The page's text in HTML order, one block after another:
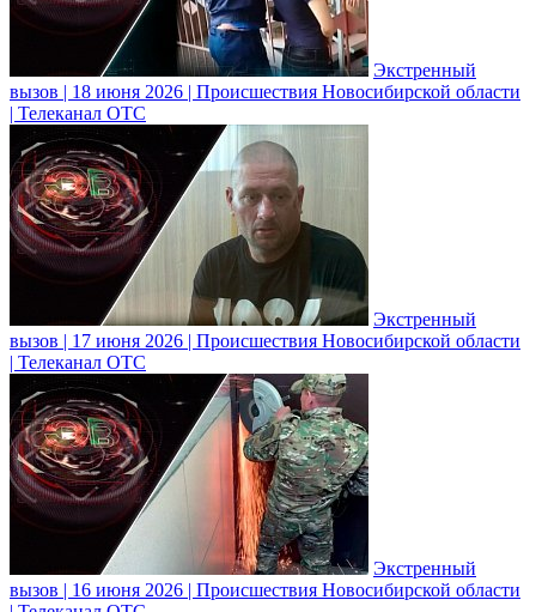
Экстренный
вызов | 18 июня 2026 | Происшествия Новосибирской области
| Телеканал ОТС
Экстренный
вызов | 17 июня 2026 | Происшествия Новосибирской области
| Телеканал ОТС
Экстренный
вызов | 16 июня 2026 | Происшествия Новосибирской области